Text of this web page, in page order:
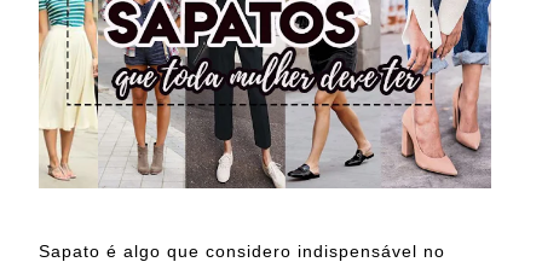
Sapato é algo que considero indispensável no